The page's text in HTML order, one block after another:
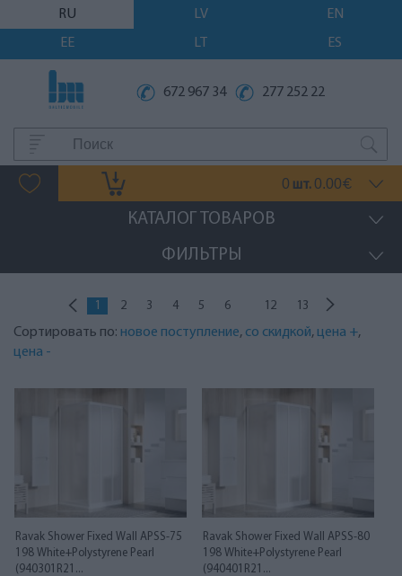
RU LV
EN
EE
LT ES
672 967 34 277 252 22
0 шт. 0.00€
КАТАЛОГ ТОВАРОВ
ФИЛЬТРЫ
1 2 3 4 5 6 12 13
Сортировать по: новое поступление, со скидкой, цена +,
цена -
Ravak Shower Fixed Wall APSS-75
198 White+Polystyrene Pearl
(940301R21...
Ravak Shower Fixed Wall APSS-80
198 White+Polystyrene Pearl
(940401R21...